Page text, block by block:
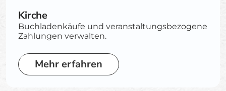
Kirche
Buchladenkäufe und veranstaltungsbezogene
Zahlungen verwalten.
Mehr erfahren